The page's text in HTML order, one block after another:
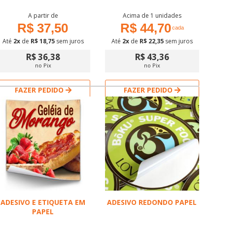
A partir de
R$ 37,50
Até 2xde R$ 18,75sem juros
R$ 36,38
no Pix
FAZER PEDIDO
Comprar pelo WhatsApp
Acima de 1 unidades
R$ 44,70cada
Até 2xde R$ 22,35sem juros
R$ 43,36
no Pix
FAZER PEDIDO
Comprar pelo WhatsApp
ADESIVO E ETIQUETA EM
PAPEL
ADESIVO REDONDO PAPEL